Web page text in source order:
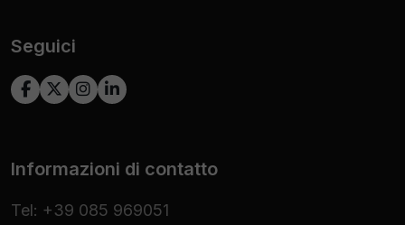
Seguici
Informazioni di contatto
Tel: +39 085 969051